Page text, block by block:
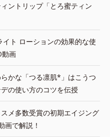
ントリップ「とろ蜜ティン
イト ローションの効果的な使
動画
かな「つる凛肌*」はこうつ
の使い方のコツを伝授
メ多数受賞の初期エイジング
画で解説！